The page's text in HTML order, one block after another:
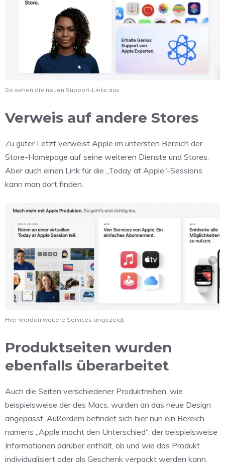
So sehen die neuen Support-Links aus.
Verweis auf andere Stores
Zu guter Letzt verweist Apple im untersten Bereich der
Store-Homepage auf seine weiteren Dienste und Stores.
Aber auch einen Link für die „Today at Apple“-Sessions
kann man dort finden.
Hier werden weitere Services angezeigt.
Produktseiten wurden
ebenfalls überarbeitet
Auch die Seiten verschiedener Produktreihen, wie
beispielsweise der des Macs, wurden an das neue Design
angepasst. Außerdem befindet sich hier nun ein Bereich
namens „Apple macht den Unterschied“, der beispielsweise
Informationen darüber enthält, ob und wie das Produkt
individualisiert oder als Geschenk verpackt werden kann.